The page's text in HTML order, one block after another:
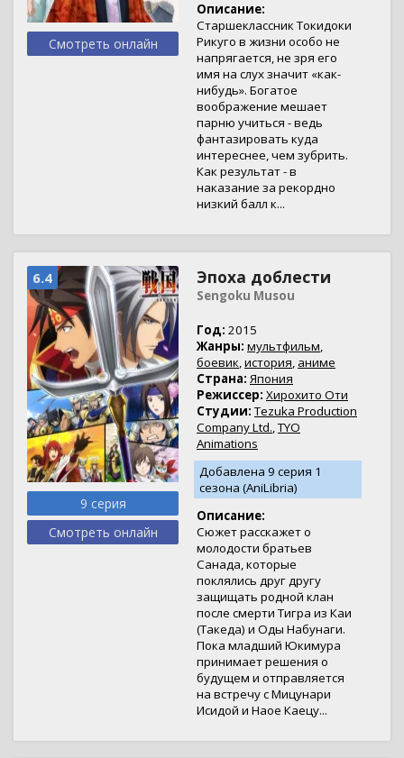
Смотреть онлайн
Описание:
Старшеклассник Токидоки
Рикуго в жизни особо не
напрягается, не зря его
имя на слух значит «как-
нибудь». Богатое
воображение мешает
парню учиться - ведь
фантазировать куда
интереснее, чем зубрить.
Как результат - в
наказание за рекордно
низкий балл к...
6.4
9 серия
Смотреть онлайн
Эпоха доблести
Sengoku Musou
Год: 2015
Жанры: мультфильм,
боевик,история, аниме
Страна: Япония
Режиссер: Хирохито Оти
Студии: Tezuka Production
Company Ltd.,TYO
Animations
Добавлена 9 серия 1
сезона (AniLibria)
Описание:
Сюжет расскажет о
молодости братьев
Санада, которые
поклялись друг другу
защищать родной клан
после смерти Тигра из Каи
(Такеда) и Оды Набунаги.
Пока младший Юкимура
принимает решения о
будущем и отправляется
на встречу с Мицунари
Исидой и Наое Каецу...